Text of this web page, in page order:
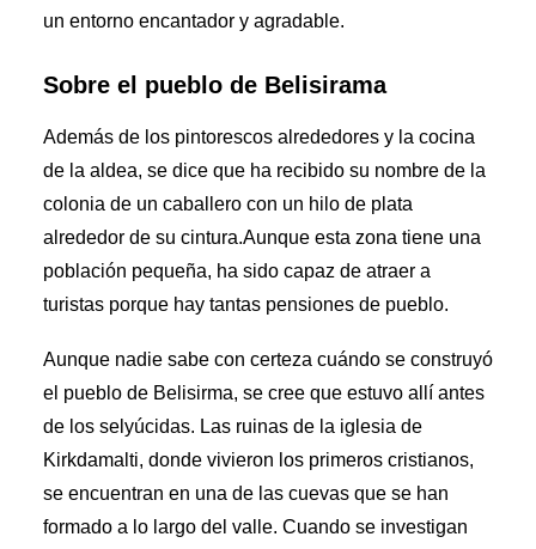
un entorno encantador y agradable.
Sobre el pueblo de Belisirama
Además de los pintorescos alrededores y la cocina
de la aldea, se dice que ha recibido su nombre de la
colonia de un caballero con un hilo de plata
alrededor de su cintura.Aunque esta zona tiene una
población pequeña, ha sido capaz de atraer a
turistas porque hay tantas pensiones de pueblo.
Aunque nadie sabe con certeza cuándo se construyó
el pueblo de Belisirma, se cree que estuvo allí antes
de los selyúcidas. Las ruinas de la iglesia de
Kirkdamalti, donde vivieron los primeros cristianos,
se encuentran en una de las cuevas que se han
formado a lo largo del valle. Cuando se investigan